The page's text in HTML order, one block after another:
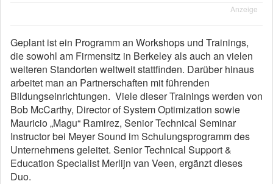
Anzeige
Geplant ist ein Programm an Workshops und Trainings,
die sowohl am Firmensitz in Berkeley als auch an vielen
weiteren Standorten weltweit stattfinden. Darüber hinaus
arbeitet man an Partnerschaften mit führenden
Bildungseinrichtungen. Viele dieser Trainings werden von
Bob McCarthy, Director of System Optimization sowie
Mauricio „Magu“ Ramirez, Senior Technical Seminar
Instructor bei Meyer Sound im Schulungsprogramm des
Unternehmens geleitet. Senior Technical Support &
Education Specialist Merlijn van Veen, ergänzt dieses
Duo.